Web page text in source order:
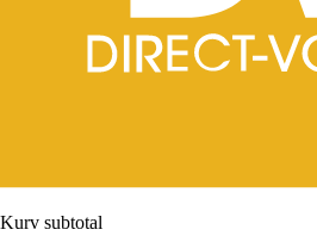
Kurv subtotal